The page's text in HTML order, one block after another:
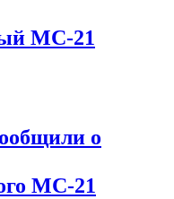
МС-21
о
МС-21